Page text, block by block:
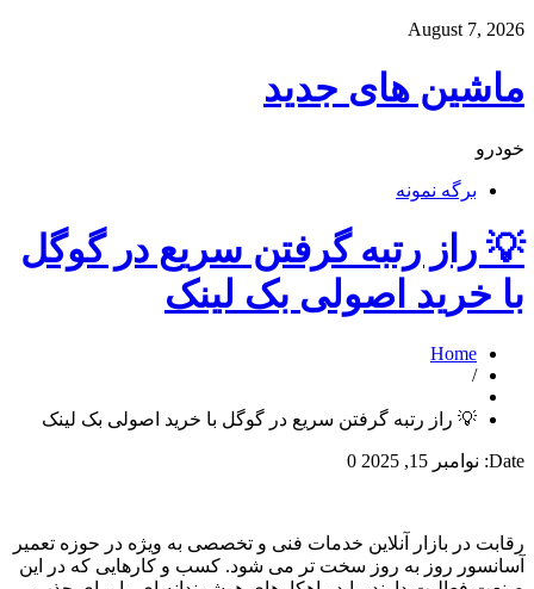
August 7, 2026
ماشین های جدید
خودرو
برگه نمونه
💡 راز رتبه‌ گرفتن سریع در گوگل
با خرید اصولی بک لینک
Home
/
💡 راز رتبه‌ گرفتن سریع در گوگل با خرید اصولی بک لینک
Date: نوامبر 15, 2025 0
رقابت در بازار آنلاین خدمات فنی و تخصصی به ویژه در حوزه تعمیر
آسانسور روز به روز سخت تر می شود. کسب و کارهایی که در این